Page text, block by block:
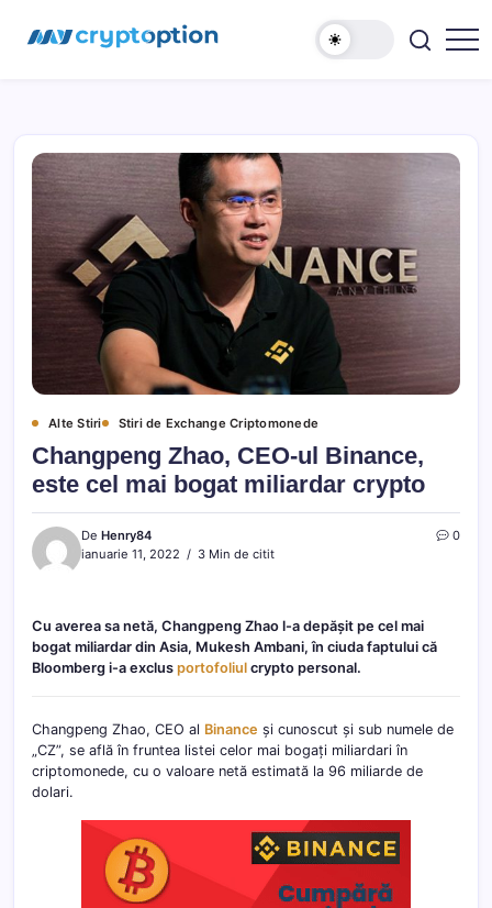
MyCryptOption
Alte Stiri Stiri de Exchange Criptomonede
Changpeng Zhao, CEO-ul Binance,
este cel mai bogat miliardar crypto
De Henry84
ianuarie 11, 2022
3 Min de citit
0
Cu averea sa netă, Changpeng Zhao l-a depășit pe cel mai
bogat miliardar din Asia, Mukesh Ambani, în ciuda faptului că
Bloomberg i-a exclus portofoliul crypto personal.
Changpeng Zhao, CEO al Binance și cunoscut și sub numele de
„CZ”, se află în fruntea listei celor mai bogați miliardari în
criptomonede, cu o valoare netă estimată la 96 miliarde de
dolari.